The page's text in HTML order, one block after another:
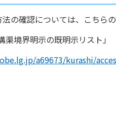
の確認については、こちら
境界明示の既明示リスト」
a69673/kurashi/